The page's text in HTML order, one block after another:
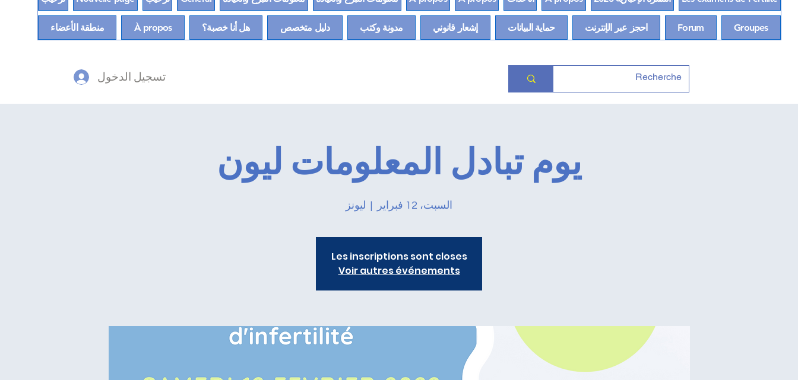
منطقة الأعضاء À propos هل أنا خصبة؟ دليل متخصص مدونة وكتب إشعار قانوني حماية البيانات احجز عبر الإنترنت Forum Groupes
تسجيل الدخول
يوم تبادل المعلومات ليون
السبت، 12 فبراير
  |
ليونز
Les inscriptions sont closes
Voir autres événements